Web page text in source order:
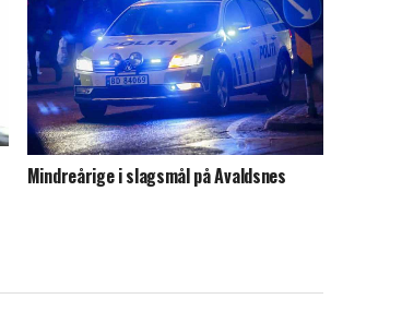
Mindreårige i slagsmål på Avaldsnes